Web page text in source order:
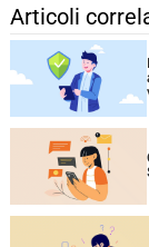
Articoli